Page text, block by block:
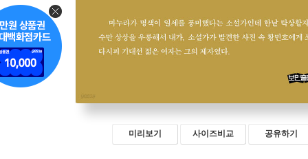
미리보기 사이즈비교 공유하기